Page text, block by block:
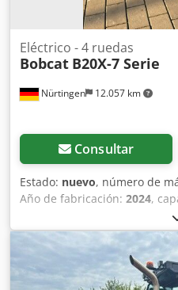
Nürtingen 12.057 km
Eléctrico - 4 ruedas
Bobcat B20X-7 Serie
Consultar
Estado: nuevo, número de
Año de fabricación: 2024,
4.730
centro de carga:500 mm,
tipo de mástil:triple , altura
longitud de la horquilla:
Eléctrico, fabricante: Bobcat